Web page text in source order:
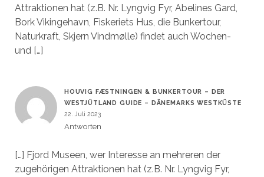
Attraktionen hat (z.B. Nr. Lyngvig Fyr, Abelines Gard,
Bork Vikingehavn, Fiskeriets Hus, die Bunkertour,
Naturkraft, Skjern Vindmølle) findet auch Wochen-
und […]
HOUVIG FÆSTNINGEN & BUNKERTOUR – DER
WESTJÜTLAND GUIDE – DÄNEMARKS WESTKÜSTE
22. Juli 2023
Antworten
[…] Fjord Museen, wer Interesse an mehreren der
zugehörigen Attraktionen hat (z.B. Nr. Lyngvig Fyr,